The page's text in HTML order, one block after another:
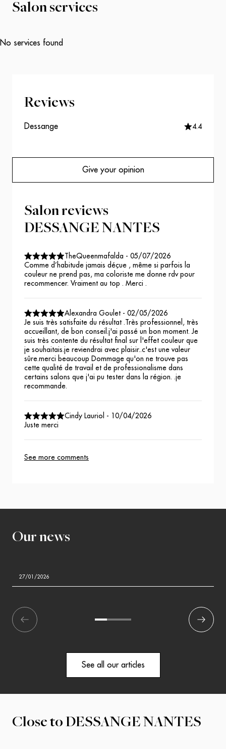
Salon services
No services found
Salon reviews
DESSANGE NANTES
TheQueenmafalda - 05/07/2026
Comme d’habitude jamais déçue , même si parfois la
couleur ne prend pas, ma coloriste me donne rdv pour
recommencer. Vraiment au top . Merci .
Alexandra Goulet - 02/05/2026
Je suis très satisfaite du résultat .Très professionnel, très
accueillant, de bon conseil.j'ai passé un bon moment. Je
suis très contente du résultat final sur l'effet couleur que
je souhaitais.je reviendrai avec plaisir..c'est une valeur
sûre.merci beaucoup Dommage qu'on ne trouve pas
cette qualité de travail et de professionalisme dans
certains salons que j'ai pu tester dans la région. .je
recommande.
Cindy Lauriol - 10/04/2026
Juste merci
See more comments
Reviews
Dessange 4.4
Give your opinion
Our news
27/01/2026
Suivant
See all our articles
Close to DESSANGE NANTES